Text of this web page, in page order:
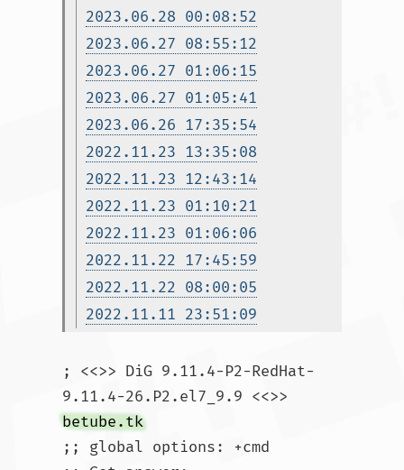
2023.06.28 00:08:52
2023.06.27 08:55:12
2023.06.27 01:06:15
2023.06.27 01:05:41
2023.06.26 17:35:54
2022.11.23 13:35:08
2022.11.23 12:43:14
2022.11.23 01:10:21
2022.11.23 01:06:06
2022.11.22 17:45:59
2022.11.22 08:00:05
2022.11.11 23:51:09
; <<>> DiG 9.11.4-P2-RedHat-
9.11.4-26.P2.el7_9.9 <<>>
betube.tk
;; global options: +cmd